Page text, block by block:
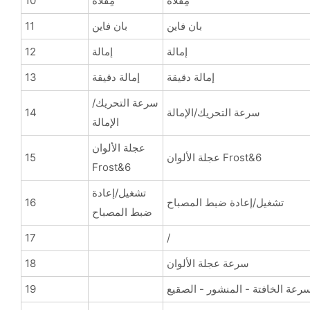
11
بان فاين
بان فاين
12
إمالة
إمالة
13
إمالة دقيقة إمالة دقيقة
14
سرعة التحريك/
الإمالة
سرعة التحريك/الإمالة
15
عجلة الألوان
Frost&6
عجلة الألوان Frost&6
16
تشغيل/إعادة
ضبط المصباح
تشغيل/إعادة ضبط المصباح
17
/
18
سرعة عجلة الألوان
19
الخافتة - المنشور - الصقيع